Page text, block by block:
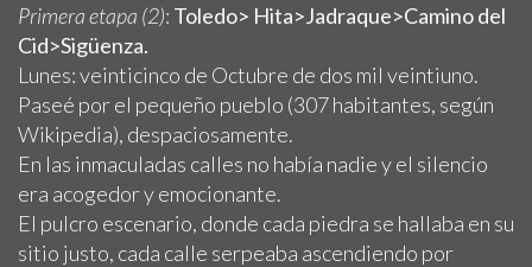
Primera etapa (2): Toledo> Hita>Jadraque>Camino del
Cid>Sigüenza.
Lunes: veinticinco de Octubre de dos mil veintiuno.
Paseé por el pequeño pueblo (307 habitantes, según
Wikipedia), despaciosamente.
En las inmaculadas calles no había nadie y el silencio
era acogedor y emocionante.
El pulcro escenario, donde cada piedra se hallaba en su
sitio justo, cada calle serpeaba ascendiendo por